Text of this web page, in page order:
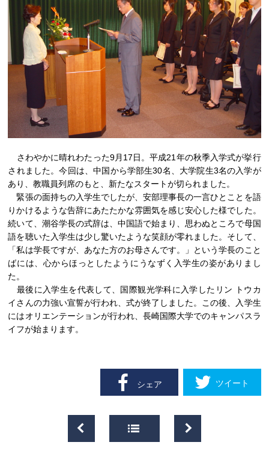
さわやかに晴れわたった9月17日。平成21年の秋季入学式が挙行
されました。今回は、中国から学部生30名、大学院生3名の入学が
あり、教職員列席のもと、新たなスタートが切られました。
緊張の面持ちの入学生でしたが、安部理事長の一言ひとことを語
りかけるような告辞にあたたかな雰囲気を感じ安心した様でした。
続いて、潮谷学長の式辞は、中国語で始まり、思わぬところで母国
語を聴いた入学生は少し驚いたような笑顔が零れました。そして、
「私は学長ですが、あなた方のお母さんです。」という学長のこと
ばには、心からほっとしたようにうなずく入学生の姿がありまし
た。
最後に入学生を代表して、国際観光学科に入学したリン トウカ
イさんの力強い宣誓が行われ、式が終了しました。この後、入学生
にはオリエンテーションが行われ、長崎国際大学でのキャンパスラ
イフが始まります。
シェア ツイート